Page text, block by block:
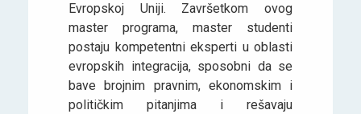
Evropskoj Uniji. Završetkom ovog
master programa, master studenti
postaju kompetentni eksperti u oblasti
evropskih integracija, sposobni da se
bave brojnim pravnim, ekonomskim i
političkim pitanjima i rešavaju